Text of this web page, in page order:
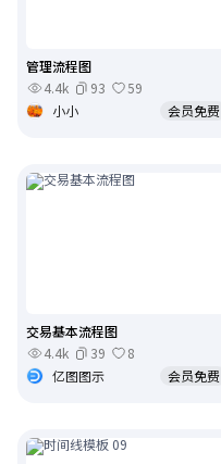
管理流程图
4.4k
93
59
小小
会员免费
交易基本流程图
4.4k
39
8
亿图图示
会员免费